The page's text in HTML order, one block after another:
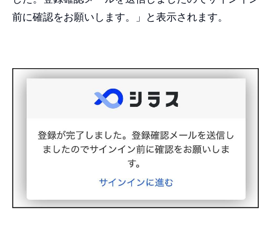
前に確認をお願いします。」と表示されます。